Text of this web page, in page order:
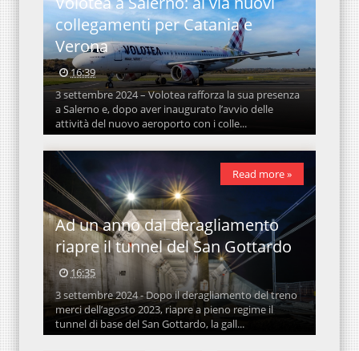
collegamenti per Catania e
Verona
16:39
3 settembre 2024 – Volotea rafforza la sua presenza
a Salerno e, dopo aver inaugurato l’avvio delle
attività del nuovo aeroporto con i colle...
Ad un anno dal deragliamento
riapre il tunnel del San Gottardo
16:35
3 settembre 2024 - Dopo il deragliamento del treno
merci dell’agosto 2023, riapre a pieno regime il
tunnel di base del San Gottardo, la gall...
Read more »